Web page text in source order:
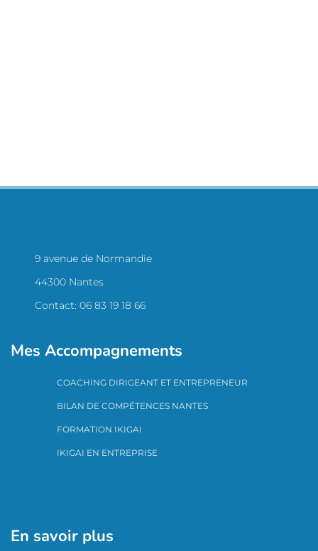
9 avenue de Normandie
44300 Nantes
Contact: 06 83 19 18 66
Mes Accompagnements
COACHING DIRIGEANT ET ENTREPRENEUR
BILAN DE COMPÉTENCES NANTES
FORMATION IKIGAI
IKIGAI EN ENTREPRISE
En savoir plus